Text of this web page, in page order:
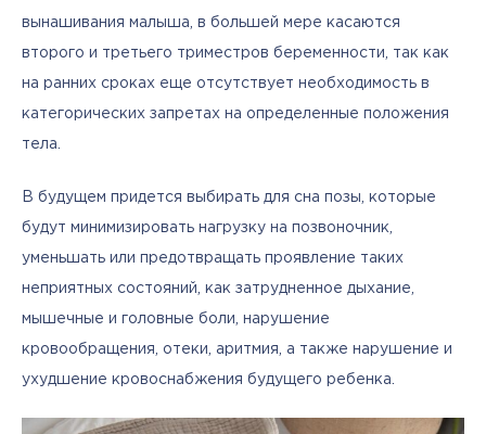
вынашивания малыша, в большей мере касаются
второго и третьего триместров беременности, так как
на ранних сроках еще отсутствует необходимость в
категорических запретах на определенные положения
тела.
В будущем придется выбирать для сна позы, которые
будут минимизировать нагрузку на позвоночник,
уменьшать или предотвращать проявление таких
неприятных состояний, как затрудненное дыхание,
мышечные и головные боли, нарушение
кровообращения, отеки, аритмия, а также нарушение и
ухудшение кровоснабжения будущего ребенка.